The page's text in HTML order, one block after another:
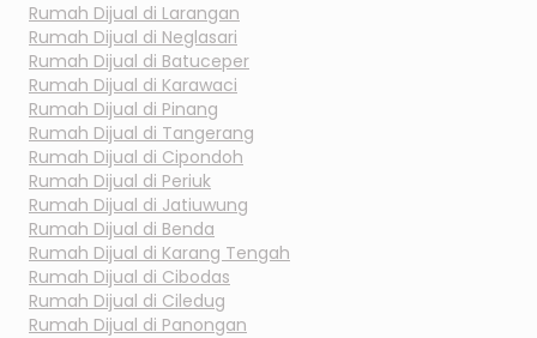
Rumah Dijual di Larangan
Rumah Dijual di Neglasari
Rumah Dijual di Batuceper
Rumah Dijual di Karawaci
Rumah Dijual di Pinang
Rumah Dijual di Tangerang
Rumah Dijual di Cipondoh
Rumah Dijual di Periuk
Rumah Dijual di Jatiuwung
Rumah Dijual di Benda
Rumah Dijual di Karang Tengah
Rumah Dijual di Cibodas
Rumah Dijual di Ciledug
Rumah Dijual di Panongan